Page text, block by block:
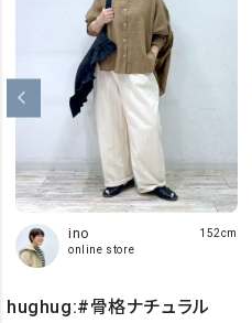
ino
online store
152cm
hughug:#骨格ナチュラル